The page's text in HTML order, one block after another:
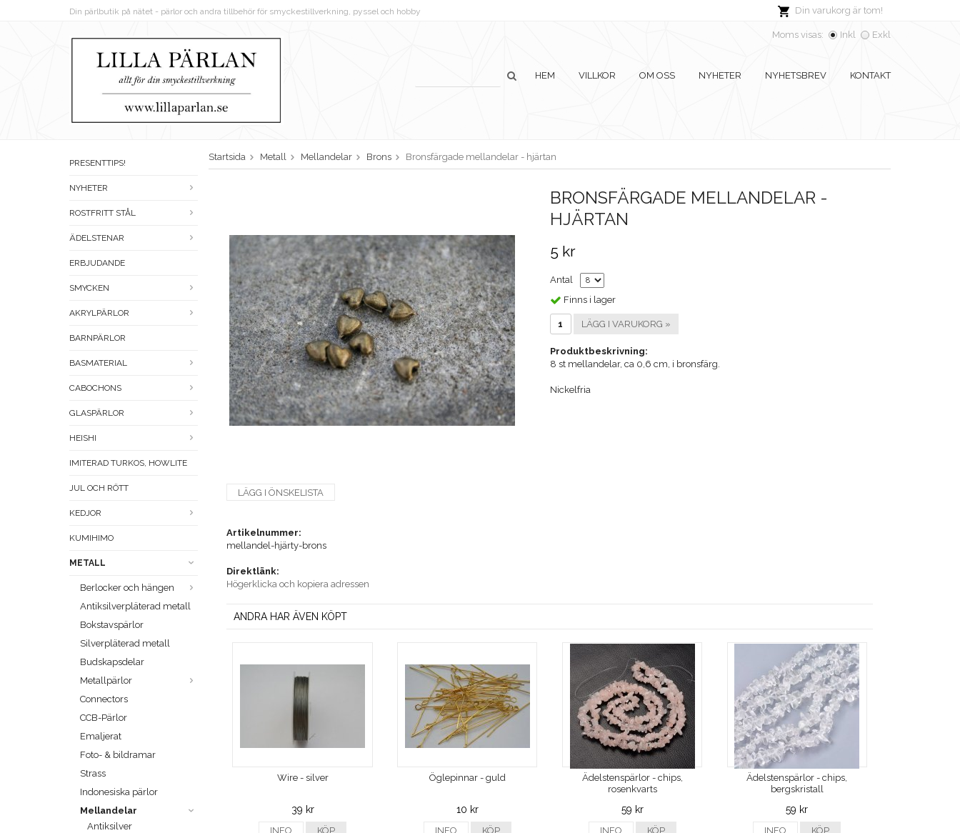
Din varukorg är tom!
Din pärlbutik på nätet - pärlor och andra tillbehör för smyckestillverkning, pyssel och hobby
Moms visas: Inkl Exkl
HEM VILLKOR OM OSS NYHETER NYHETSBREV KONTAKT
PRESENTTIPS!
NYHETER
ROSTFRITT STÅL
ÄDELSTENAR
ERBJUDANDE
SMYCKEN
AKRYLPÄRLOR
BARNPÄRLOR
BASMATERIAL
CABOCHONS
GLASPÄRLOR
HEISHI
IMITERAD TURKOS, HOWLITE
JUL OCH RÖTT
KEDJOR
KUMIHIMO
METALL
Berlocker och hängen
Antiksilverpläterad metall
Bokstavspärlor
Silverpläterad metall
Budskapsdelar
Metallpärlor
Connectors
CCB-Pärlor
Emaljerat
Foto- & bildramar
Strass
Indonesiska pärlor
Mellandelar
Antiksilver
Startsida Metall Mellandelar Brons Bronsfärgade mellandelar - hjärtan
BRONSFÄRGADE MELLANDELAR -
HJÄRTAN
5 kr
Antal
Finns i lager
LÄGG I VARUKORG »
Produktbeskrivning:
8 st mellandelar, ca 0,6 cm, i bronsfärg.
Nickelfria
LÄGG I ÖNSKELISTA
Artikelnummer:
mellandel-hjärty-brons
Direktlänk:
Högerklicka och kopiera adressen
ANDRA HAR ÄVEN KÖPT
Wire - silver
39 kr
INFO KÖP
Öglepinnar - guld
10 kr
INFO KÖP
Ädelstenspärlor - chips,
rosenkvarts
59 kr
INFO KÖP
Ädelstenspärlor - chips,
bergskristall
59 kr
INFO KÖP